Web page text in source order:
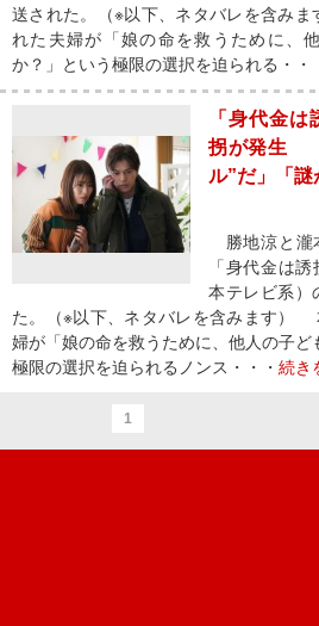
送された。（※以下、ネタバレを含み
れた夫婦が「娘の命を救うために、
か？」という極限の選択を迫られる・・
「身代金
拐が発生
ル”だ」「謎
勝地涼と瀧
「身代金は
本テレビ系）
た。（※以下、ネタバレを含みます）
婦が「娘の命を救うために、他人の子ど
極限の選択を迫られるノンス・・・ 続き
1